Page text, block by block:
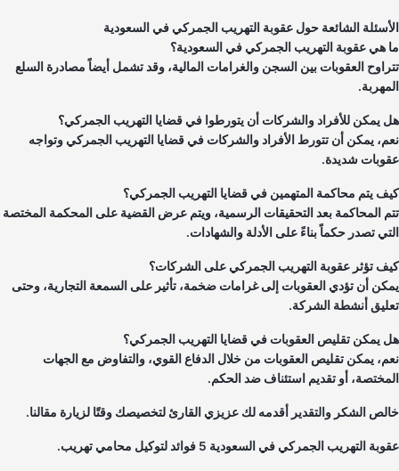
الشائعة حول عقوبة التهريب الجمركي في السعودية
هي عقوبة التهريب الجمركي في السعودية؟
العقوبات بين السجن والغرامات المالية، وقد تشمل أيضاً مصادرة السلع
يمكن للأفراد والشركات أن يتورطوا في قضايا التهريب الجمركي؟
يمكن أن تتورط الأفراد والشركات في قضايا التهريب الجمركي وتواجه
شديدة.
يتم محاكمة المتهمين في قضايا التهريب الجمركي؟
المحاكمة بعد التحقيقات الرسمية، ويتم عرض القضية على المحكمة المختصة
تصدر حكماً بناءً على الأدلة والشهادات.
تؤثر عقوبة التهريب الجمركي على الشركات؟
أن تؤدي العقوبات إلى غرامات ضخمة، تأثير على السمعة التجارية، وحتى
أنشطة الشركة.
يمكن تقليص العقوبات في قضايا التهريب الجمركي؟
يمكن تقليص العقوبات من خلال الدفاع القوي، والتفاوض مع الجهات
أو تقديم استئناف ضد الحكم.
الشكر والتقدير أقدمه لك عزيزي القارئ لتخصيصك وقتًا لزيارة مقالنا.
التهريب الجمركي في السعودية 5 فوائد لتوكيل محامي تهريب.